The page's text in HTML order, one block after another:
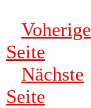
Voherige
Seite
Nächste
Seite